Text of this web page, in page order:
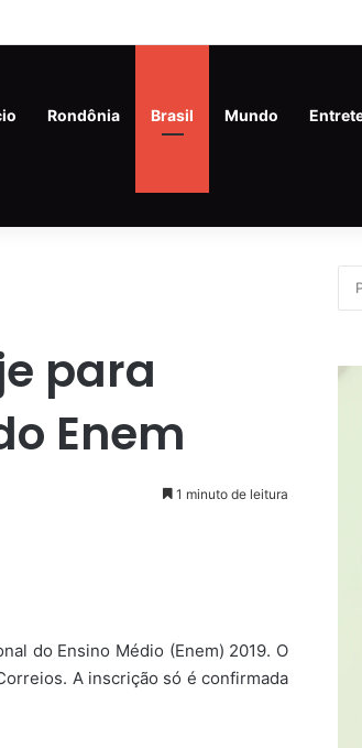
Máximo (19%) Lideram Corrida Eleitoral em
Rondônia Brasil Mundo
para
Enem
1 minuto de leitura
do Ensino Médio (Enem) 2019. O
A inscrição só é confirmada